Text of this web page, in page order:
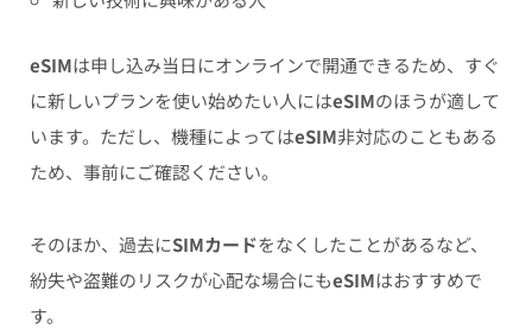
eSIMは申し込み当日にオンラインで開通できるため、すぐ
に新しいプランを使い始めたい人にはeSIMのほうが適して
います。ただし、機種によってはeSIM非対応のこともある
ため、事前にご確認ください。
そのほか、過去にSIMカードをなくしたことがあるなど、
紛失や盗難のリスクが心配な場合にもeSIMはおすすめで
す。